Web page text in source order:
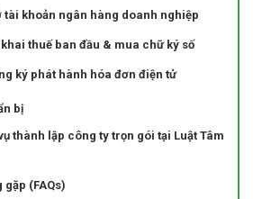
tài khoản ngân hàng doanh nghiệp
thuế ban đầu & mua chữ ký số
ký phát hành hóa đơn điện tử
bị
thành lập công ty trọn gói tại Luật Tâm
gặp (FAQs)